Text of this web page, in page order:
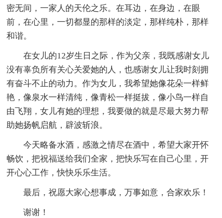
密无间，一家人的天伦之乐。在耳边，在身边，在眼
前，在心里，一切都显的那样的淡定，那样纯朴，那样
和谐。
在女儿的12岁生日之际，作为父亲，我既感谢女儿
没有辜负所有关心关爱她的人，也感谢女儿让我时刻拥
有奋斗不止的动力。作为女儿，我希望她像花朵一样鲜
艳，像泉水一样清纯，像青松一样挺拔，像小鸟一样自
由飞翔，女儿有她的理想，我要做的就是尽最大努力帮
助她扬帆启航，辟波斩浪。
今天略备水酒，感激之情尽在酒中，希望大家开怀
畅饮，把祝福送给我们全家，把快乐写在自己心里，开
开心心工作，快快乐乐生活。
最后，祝愿大家心想事成，万事如意，合家欢乐！
谢谢！